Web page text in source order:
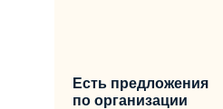
Есть предложения
по организации